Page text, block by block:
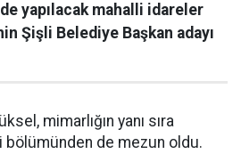
yapılacak mahalli idareler
Şişli Belediye Başkan adayı
mimarlığın yanı sıra
de mezun oldu.